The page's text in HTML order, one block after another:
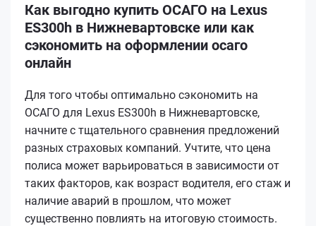
Как выгодно купить ОСАГО на Lexus
ES300h в Нижневартовске или как
сэкономить на оформлении осаго
онлайн
Для того чтобы оптимально сэкономить на
ОСАГО для Lexus ES300h в Нижневартовске,
начните с тщательного сравнения предложений
разных страховых компаний. Учтите, что цена
полиса может варьироваться в зависимости от
таких факторов, как возраст водителя, его стаж и
наличие аварий в прошлом, что может
существенно повлиять на итоговую стоимость.